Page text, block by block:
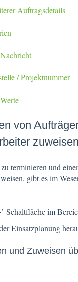
Auftragsdetails
/ Projektnummer
von
zuweisen
terminieren und
gibt es im
Schaltfläche im
Einsatzplanung
und Zuweisen